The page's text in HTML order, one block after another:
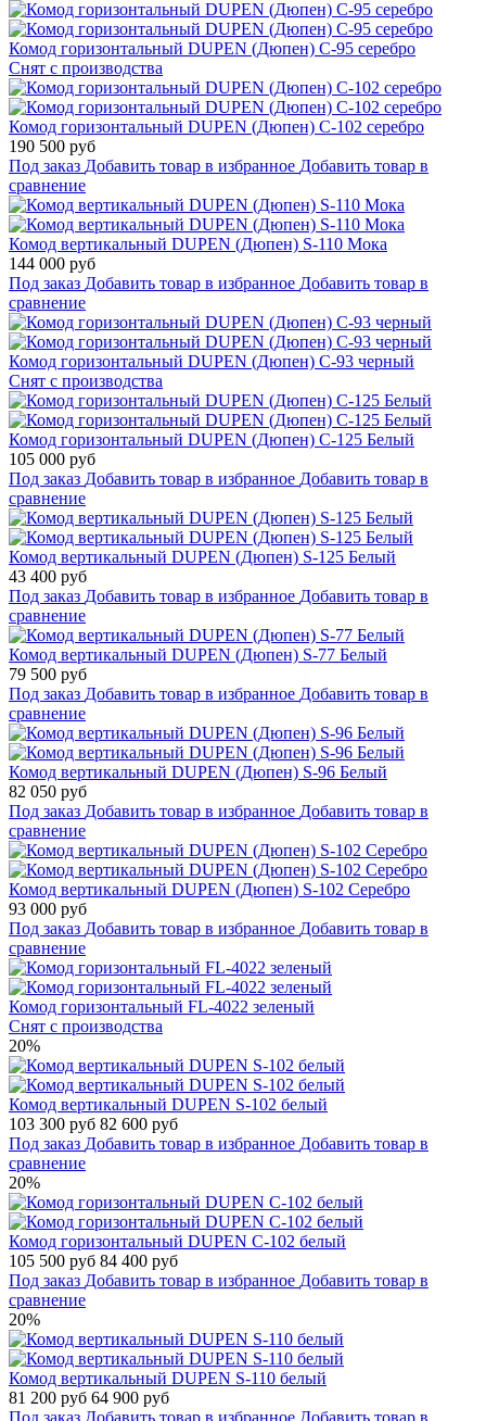
Комод горизонтальный DUPEN (Дюпен) С-95 серебро
Снят с производства
Комод горизонтальный DUPEN (Дюпен) С-102 серебро
190 500 руб
Под заказ Добавить товар в избранное Добавить товар в
сравнение
Комод вертикальный DUPEN (Дюпен) S-110 Мока
144 000 руб
Под заказ Добавить товар в избранное Добавить товар в
сравнение
Комод горизонтальный DUPEN (Дюпен) С-93 черный
Снят с производства
Комод горизонтальный DUPEN (Дюпен) С-125 Белый
105 000 руб
Под заказ Добавить товар в избранное Добавить товар в
сравнение
Комод вертикальный DUPEN (Дюпен) S-125 Белый
43 400 руб
Под заказ Добавить товар в избранное Добавить товар в
сравнение
Комод вертикальный DUPEN (Дюпен) S-77 Белый
79 500 руб
Под заказ Добавить товар в избранное Добавить товар в
сравнение
Комод вертикальный DUPEN (Дюпен) S-96 Белый
82 050 руб
Под заказ Добавить товар в избранное Добавить товар в
сравнение
Комод вертикальный DUPEN (Дюпен) S-102 Серебро
93 000 руб
Под заказ Добавить товар в избранное Добавить товар в
сравнение
Комод горизонтальный FL-4022 зеленый
Снят с производства
20%
Комод вертикальный DUPEN S-102 белый
103 300 руб 82 600 руб
Под заказ Добавить товар в избранное Добавить товар в
сравнение
20%
Комод горизонтальный DUPEN С-102 белый
105 500 руб 84 400 руб
Под заказ Добавить товар в избранное Добавить товар в
сравнение
20%
Комод вертикальный DUPEN S-110 белый
81 200 руб 64 900 руб
Под заказ Добавить товар в избранное Добавить товар в